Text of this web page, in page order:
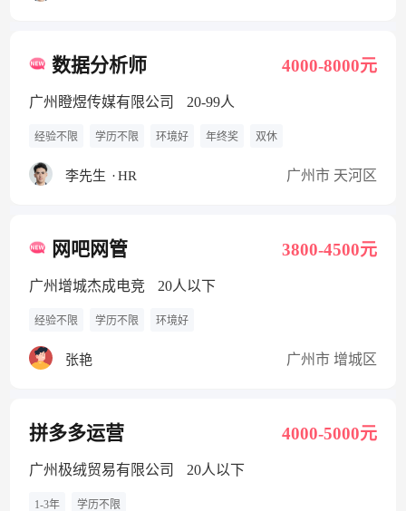
数据分析师 4000-8000元
广州瞪煜传媒有限公司 20-99人
经验不限 学历不限 环境好 年终奖 双休
李先生 ·HR 广州市 天河区
网吧网管 3800-4500元
广州增城杰成电竞 20人以下
经验不限 学历不限 环境好
张艳 广州市 增城区
拼多多运营 4000-5000元
广州极绒贸易有限公司 20人以下
1-3年 学历不限